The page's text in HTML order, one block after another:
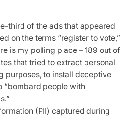
third of the ads that appeared
on the terms “register to vote,”
is my polling place – 189 out of
that tried to extract personal
purposes, to install deceptive
“bombard people with
(PII) captured during